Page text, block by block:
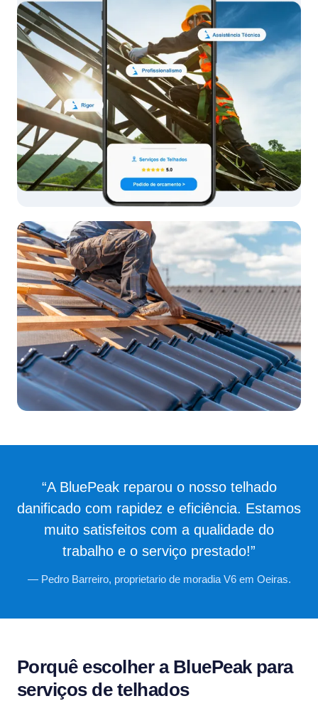
“A BluePeak reparou o nosso telhado
danificado com rapidez e eficiência. Estamos
muito satisfeitos com a qualidade do
trabalho e o serviço prestado!”
— Pedro Barreiro, proprietario de moradia V6 em Oeiras.
Porquê escolher a BluePeak para
serviços de telhados